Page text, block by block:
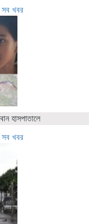
সব খবর
হাসপাতালে
সব খবর